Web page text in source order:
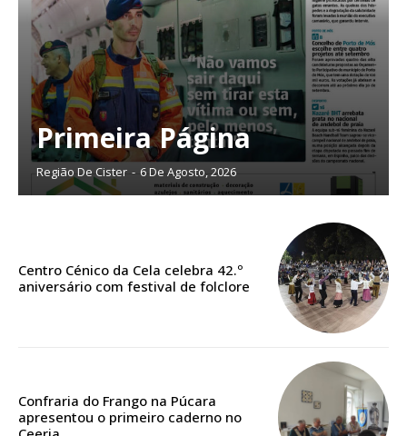
Planos de Assinatura
Faça-se assinante do Região de Cister e ajude-nos a manter este serviço
público!
Sendo assinante terá acesso a todos os conteúdos exclusivos e versões
32€
Primeira Página
Região De Cister - 6 De Agosto, 2026
Centro Cénico da Cela celebra 42.º
aniversário com festival de folclore
Confraria do Frango na Púcara
apresentou o primeiro caderno no